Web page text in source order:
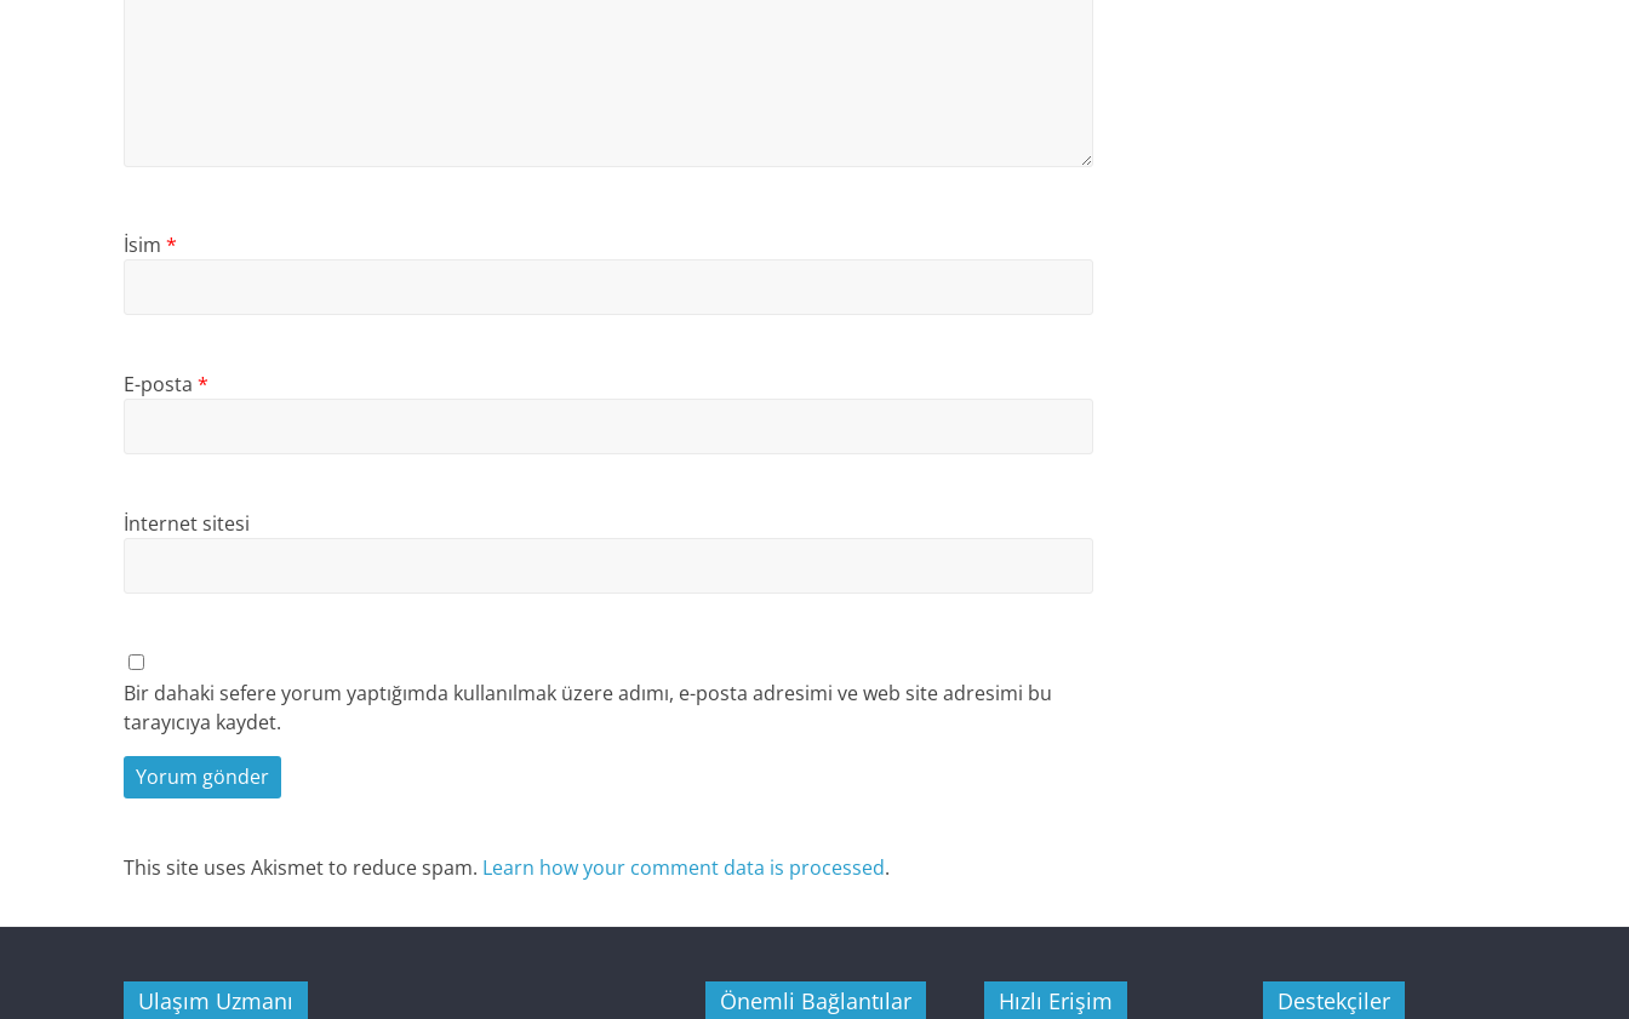
İsim *
E-posta *
İnternet sitesi
Bir dahaki sefere yorum yaptığımda kullanılmak üzere adımı, e-posta adresimi ve web site adresimi bu
tarayıcıya kaydet.
This site uses Akismet to reduce spam. Learn how your comment data is processed.
Ulaşım Uzmanı Önemli Bağlantılar Hızlı Erişim Destekçiler